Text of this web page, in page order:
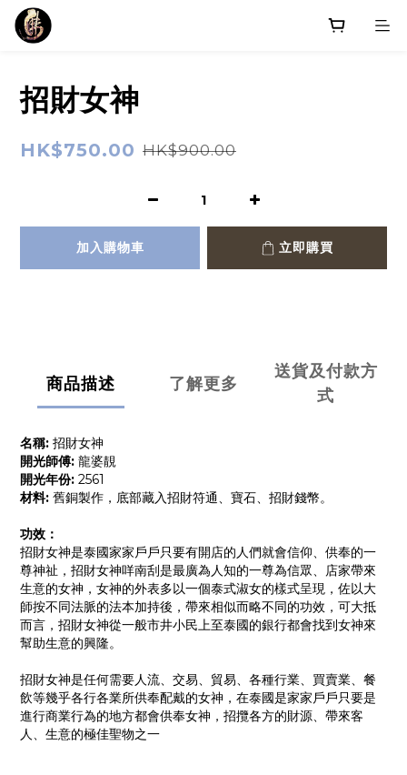
招財女神
HK$750.00 HK$900.00
加入購物車 立即購買
商品描述 了解更多
送貨及付款方
式
名稱: 招財女神
開光師傅: 龍婆靚
開光年份: 2561
材料: 舊銅製作，底部藏入招財符通、寶石、招財錢幣。
功效：
招財女神是泰國家家戶戶只要有開店的人們就會信仰、供奉的一
尊神祉，招財女神咩南刮是最廣為人知的一尊為信眾、店家帶來
生意的女神，女神的外表多以一個泰式淑女的樣式呈現，佐以大
師按不同法脈的法本加持後，帶來相似而略不同的功效，可大抵
而言，招財女神從一般市井小民上至泰國的銀行都會找到女神來
幫助生意的興隆。
招財女神是任何需要人流、交易、貿易、各種行業、買賣業、餐
飲等幾乎各行各業所供奉配戴的女神，在泰國是家家戶戶只要是
進行商業行為的地方都會供奉女神，招攬各方的財源、帶來客
人、生意的極佳聖物之一